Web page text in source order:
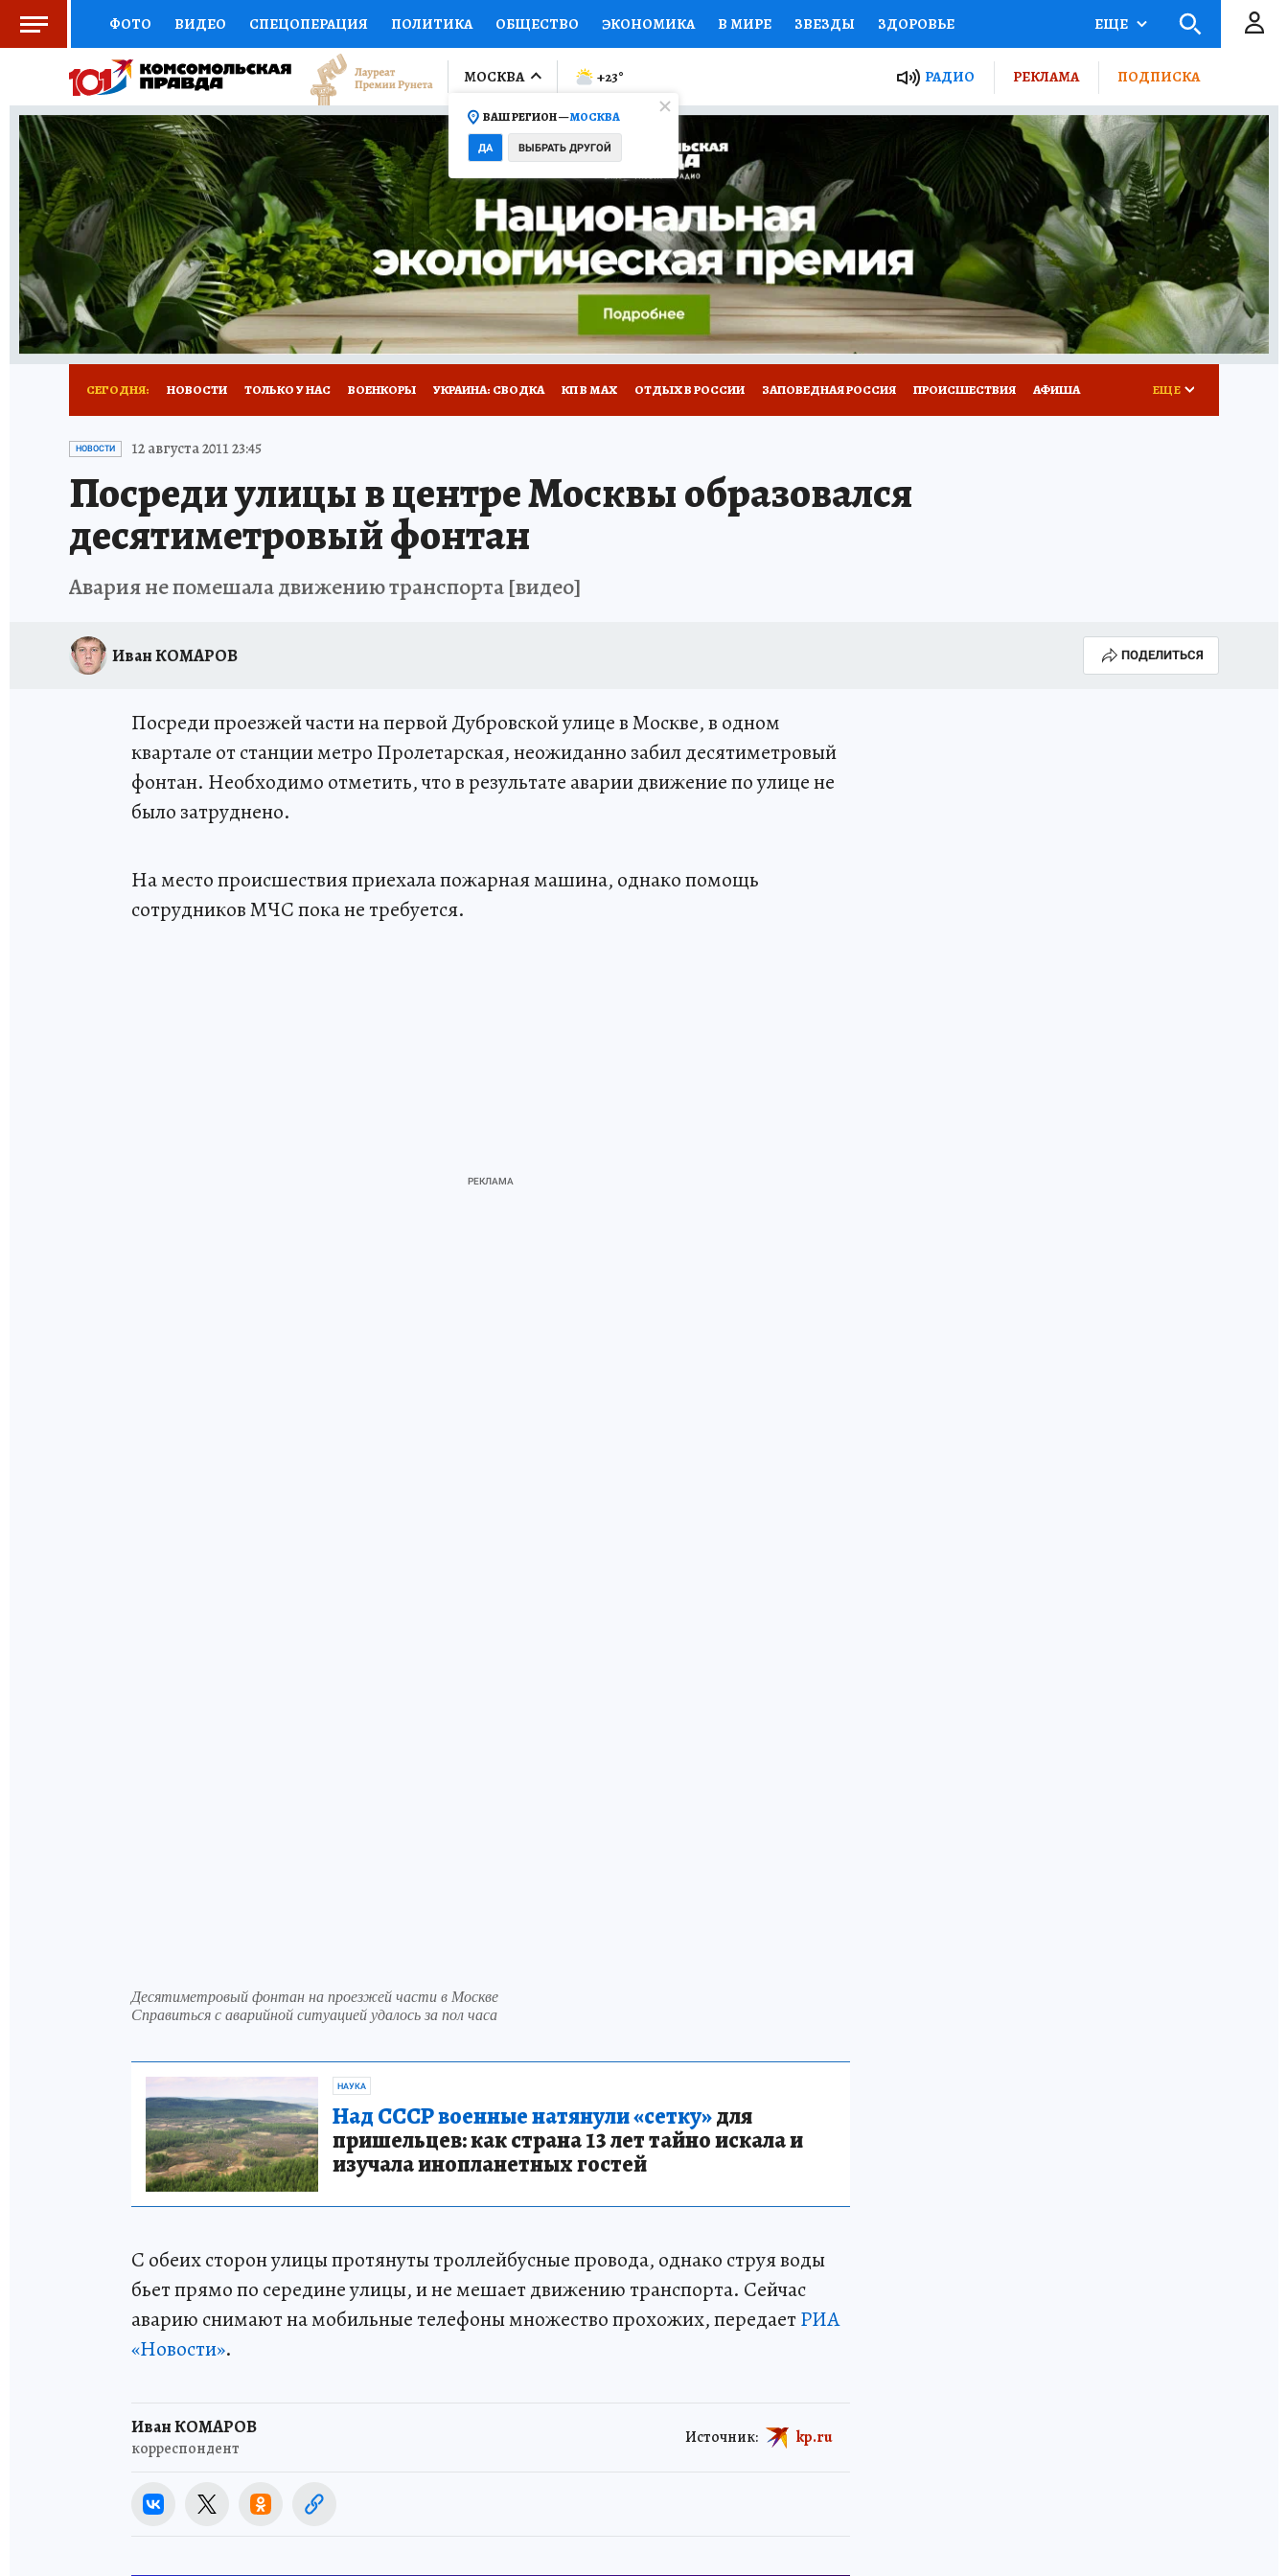
ФОТО ВИДЕО СПЕЦОПЕРАЦИЯ ПОЛИТИКА ОБЩЕСТВО ЭКОНОМИКА В МИРЕ ЗВЕЗДЫ ЗДОРОВЬЕ
СОЦПОДДЕРЖКА НАУКА СПОРТ КОЛУМНИСТЫ ПРОИСШЕСТВИЯ НАЦИОНАЛЬНЫЕ ПРОЕКТЫ РОССИИ АФИША
ВЫБОР ЭКСПЕРТОВ ДОКТОР ФИНАНСЫ ОТКРЫВАЕМ МИР Я ЗНАЮ СЕМЬЯ ЖЕНСКИЕ СЕКРЕТЫ ПУТЕВОДИТЕЛЬ
КНИЖНАЯ ПОЛКА ПРОГНОЗЫ НА СПОРТ ПРОМОКОДЫ СЕРИАЛЫ СПЕЦПРОЕКТЫ ДЕФИЦИТ ЖЕЛЕЗА ТУРИЗМ
ПРЕСС-ЦЕНТР НЕДВИЖИМОСТЬ ТЕЛЕВИЗОР КОЛЛЕКЦИИ КОНКУРСЫ РАБОТА У НАС ГИД ПОТРЕБИТЕЛЯ ВСЕ О КП
РАДИО КП РЕКЛАМА ТЕСТЫ НОВОЕ НА САЙТЕ
ЕЩЕ
МОСКВА
ВАШ РЕГИОН —МОСКВА
ДА ВЫБРАТЬ ДРУГОЙ
+23° РАДИО РЕКЛАМА ПОДПИСКА
СЕГОДНЯ: НОВОСТИ ТОЛЬКО У НАС ВОЕНКОРЫ УКРАИНА: СВОДКА КП В МАХ ОТДЫХ В РОССИИ ЗАПОВЕДНАЯ РОССИЯ ПРОИСШЕСТВИЯ АФИША
ИСПЫТАНО НА СЕБЕ
ЕЩЕ
НОВОСТИ 12 августа 2011 23:45
Посреди улицы в центре Москвы образовался
десятиметровый фонтан
Авария не помешала движению транспорта [видео]
Иван КОМАРОВ ПОДЕЛИТЬСЯ
Посреди проезжей части на первой Дубровской улице в Москве, в одном
квартале от станции метро Пролетарская, неожиданно забил десятиметровый
фонтан. Необходимо отметить, что в результате аварии движение по улице не
было затруднено.
На место происшествия приехала пожарная машина, однако помощь
сотрудников МЧС пока не требуется.
Десятиметровый фонтан на проезжей части в Москве
Справиться с аварийной ситуацией удалось за пол часа
НАУКА
Над СССР военные натянули «сетку»для
пришельцев: как страна 13 лет тайно искала и
изучала инопланетных гостей
С обеих сторон улицы протянуты троллейбусные провода, однако струя воды
бьет прямо по середине улицы, и не мешает движению транспорта. Сейчас
аварию снимают на мобильные телефоны множество прохожих, передаетРИА
«Новости».
Иван КОМАРОВ
корреспондент
Источник: kp.ru